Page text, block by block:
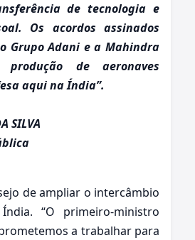
de tecnologia e
Os acordos assinados
Grupo Adani e a Mahindra
de aeronaves
aqui na Índia”.
SILVA
de ampliar o intercâmbio
“O primeiro-ministro
a trabalhar para